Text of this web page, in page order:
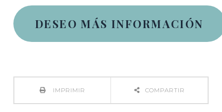
IMPRIMIR COMPARTIR